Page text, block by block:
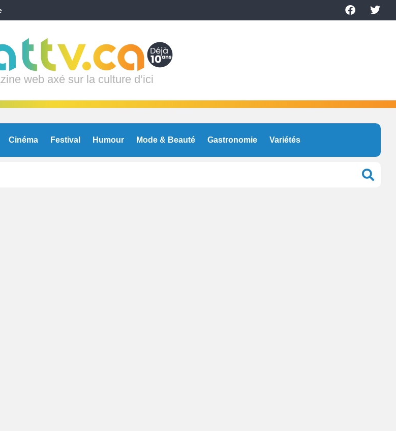
web axé sur la culture d’ici
Cinéma Festival Humour Mode & Beauté Gastronomie Variétés